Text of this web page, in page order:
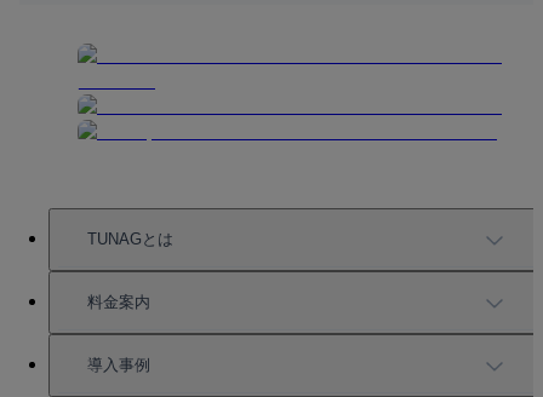
TUNAGとは
TUNAGの特徴
機能一覧
料金案内
料金案内
導入事例